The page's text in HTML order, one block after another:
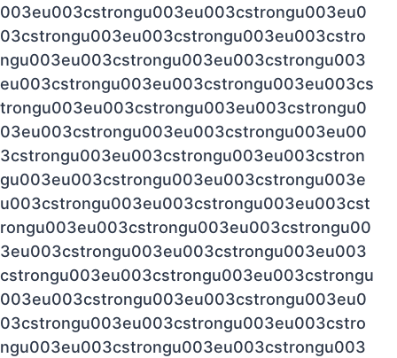
003eu003cstrongu003eu003cstrongu003eu0
03cstrongu003eu003cstrongu003eu003cstro
ngu003eu003cstrongu003eu003cstrongu003
eu003cstrongu003eu003cstrongu003eu003cs
trongu003eu003cstrongu003eu003cstrongu0
03eu003cstrongu003eu003cstrongu003eu00
3cstrongu003eu003cstrongu003eu003cstron
gu003eu003cstrongu003eu003cstrongu003e
u003cstrongu003eu003cstrongu003eu003cst
rongu003eu003cstrongu003eu003cstrongu00
3eu003cstrongu003eu003cstrongu003eu003
cstrongu003eu003cstrongu003eu003cstrongu
003eu003cstrongu003eu003cstrongu003eu0
03cstrongu003eu003cstrongu003eu003cstro
ngu003eu003cstrongu003eu003cstrongu003